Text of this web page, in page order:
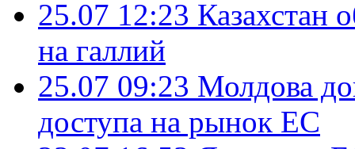
25.07 12:23 Казахстан
на галлий
25.07 09:23 Молдова
доступа на рынок ЕС